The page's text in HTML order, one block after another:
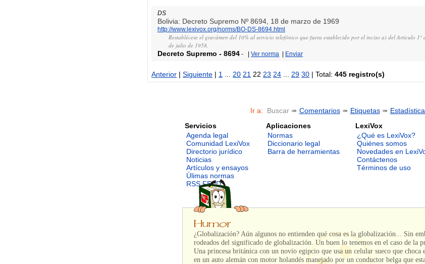
DS
Bolivia: Decreto Supremo Nº 8694, 18 de marzo de 1969
http://www.lexivox.org/norms/BO-DS-8694.html
Restablécese el gravámen del 10% al servicio telefónico que fuera establecido por el inciso a) del Articulo 1°
de julio de 1958.
Decreto Supremo -8694 - |Ver norma Enviar
Anterior |Siguiente | 1 20 21 22 23 24 29 30 | Total:445 registro(s)
Ir a: Buscar ➠ Comentarios➠ Etiquetas➠
Servicios
Agenda legal
Comunidad LexiVox
Directorio jurídico
Noticias
Artículos y ensayos
Úlimas normas
RSS FEED
Aplicaciones
Normas
Diccionario legal
Barra de herramientas
LexiVox
¿Qué es LexiVox?
Quiénes somos
Novedades en
Contáctenos
Términos de uso
¿Globalización? Aún algunos no entienden qué cosa es la globalización... Sin
rodeados del significado de globalización. Un buen lo tenemos en el caso de la
Una princesa británica con un novio egipcio que usa un celular sueco que choca
en un auto alemán con motor holandés manejado por un conductor belga que